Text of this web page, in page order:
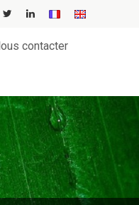
contacter